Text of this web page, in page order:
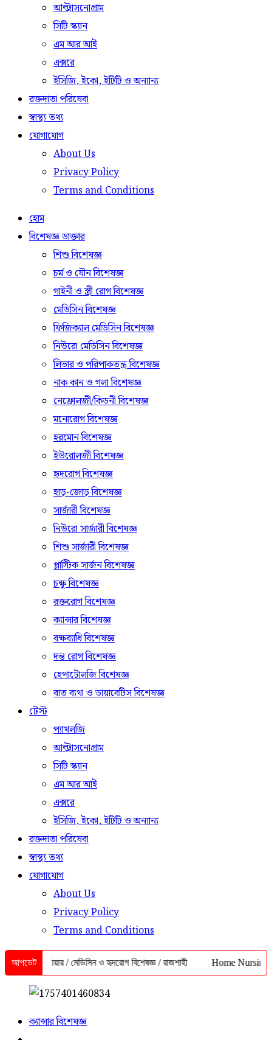
আল্ট্রাসনোগ্রাম
সিটি স্ক্যান
এম আর আই
এক্সরে
ইসিজি, ইকো, ইটিটি ও অন্যান্য
রক্তদাতা পরিষেবা
স্বাস্থ্য তথ্য
যোগাযোগ
About Us
Privacy Policy
Terms and Conditions
হোম
বিশেষজ্ঞ ডাক্তার
শিশু বিশেষজ্ঞ
চর্ম ও যৌন বিশেষজ্ঞ
গাইনী ও স্ত্রী রোগ বিশেষজ্ঞ
মেডিসিন বিশেষজ্ঞ
ফিজিক্যাল মেডিসিন বিশেষজ্ঞ
নিউরো মেডিসিন বিশেষজ্ঞ
লিভার ও পরিপাকতন্ত্র বিশেষজ্ঞ
নাক কান ও গলা বিশেষজ্ঞ
নেফ্রোলজী/কিডনী বিশেষজ্ঞ
মনোরোগ বিশেষজ্ঞ
হরমোন বিশেষজ্ঞ
ইউরোলজী বিশেষজ্ঞ
হৃদরোগ বিশেষজ্ঞ
হাড়-জোড় বিশেষজ্ঞ
সার্জারী বিশেষজ্ঞ
নিউরো সার্জারী বিশেষজ্ঞ
শিশু সার্জারী বিশেষজ্ঞ
প্লাস্টিক সার্জন বিশেষজ্ঞ
চক্ষু বিশেষজ্ঞ
রক্তরোগ বিশেষজ্ঞ
ক্যান্সার বিশেষজ্ঞ
বক্ষব্যাধি বিশেষজ্ঞ
দন্ত রোগ বিশেষজ্ঞ
হেপাটোলজি বিশেষজ্ঞ
বাত ব্যথা ও ডায়াবেটিস বিশেষজ্ঞ
টেস্ট
প্যাথলজি
আল্ট্রাসনোগ্রাম
সিটি স্ক্যান
এম আর আই
এক্সরে
ইসিজি, ইকো, ইটিটি ও অন্যান্য
রক্তদাতা পরিষেবা
স্বাস্থ্য তথ্য
যোগাযোগ
About Us
Privacy Policy
Terms and Conditions
আপডেট
আনোয়ার / মেডিসিন ও হৃদরোগ বিশেষজ্ঞ / রাজশাহী Home Nursing
ক্যান্সার বিশেষজ্ঞ